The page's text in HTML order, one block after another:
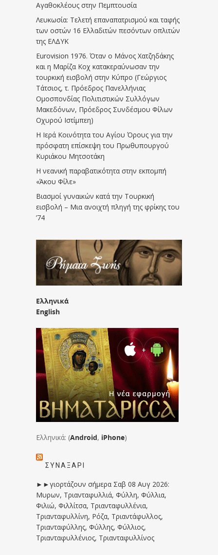
Αγαθοκλέους στην Πεμπτουσία
Λευκωσία: Τελετή επαναπατρισμού και ταφής
των οστών 16 Ελλαδιτών πεσόντων οπλιτών
της ΕΛΔΥΚ
Eurovision 1976. Όταν ο Μάνος Χατζηδάκης
και η Μαρίζα Κοχ κατακεραύνωσαν την
τουρκική εισβολή στην Κύπρο (Γεώργιος
Τάτσιος, τ. Πρόεδρος Πανελλήνιας
Ομοσπονδίας Πολιτιστικών Συλλόγων
Μακεδόνων, Πρόεδρος Συνδέσμου Φίλων
Οχυρού Ιστίμπεη)
Η Ιερά Κοινότητα του Αγίου Όρους για την
πρόσφατη επίσκεψη του Πρωθυπουργού
Κυριάκου Μητσοτάκη
Η νεανική παραβατικότητα στην εκπομπή
«Άκου Φίλε»
Βιασμοί γυναικών κατά την Τουρκική
εισβολή – Μια ανοιχτή πληγή της φρίκης του
’74
Ελληνικά
English
Ελληνικά: (Android, iPhone)
ΣΥΝΑΞΆΡΙ
►►γιορτάζουν σήμερα Σαβ 08 Αυγ 2026:
Μυρων, Τριανταφυλλιά, Φύλλη, Φύλλια,
Φιλιώ, Φιλλίτσα, Τριανταφυλλένια,
Τριανταφυλλίνη, Ρόζα, Τριαντάφυλλος,
Τριανταφύλλης, Φύλλης, Φύλλιος,
Τριανταφυλλένιος, Τριανταφυλλίνος